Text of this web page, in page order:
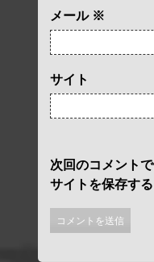
メール ※
サイト
次回のコメント
サイトを保存する